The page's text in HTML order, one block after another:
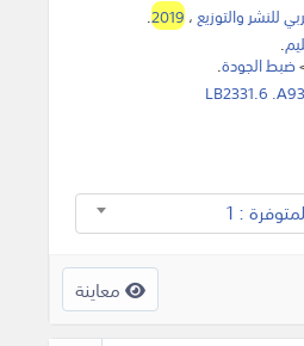
للنشر والتوزيع،2019
.
.
ضبط الجودة.
LB2331.6 .A93
: 1
معاينة